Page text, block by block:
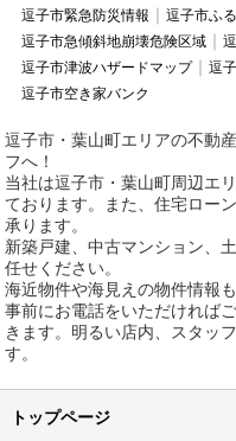
逗子市緊急防災情報
逗子市ふ
逗子市急傾斜地崩壊危険区域
逗子市津波ハザードマップ
逗
逗子市空き家バンク
逗子市・葉山町エリアの不動
フへ！
当社は逗子市・葉山町周辺エ
ております。また、住宅ロー
承ります。
新築戸建、中古マンション、
任せください。
海近物件や海見えの物件情報
事前にお電話をいただければ
きます。明るい店内、スタッ
す。
トップページ